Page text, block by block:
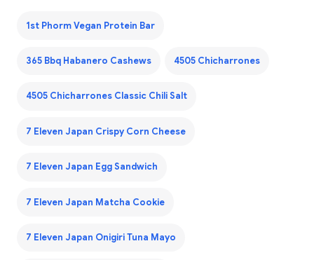
1st Phorm Vegan Protein Bar
365 Bbq Habanero Cashews 4505 Chicharrones
4505 Chicharrones Classic Chili Salt
7 Eleven Japan Crispy Corn Cheese
7 Eleven Japan Egg Sandwich
7 Eleven Japan Matcha Cookie
7 Eleven Japan Onigiri Tuna Mayo